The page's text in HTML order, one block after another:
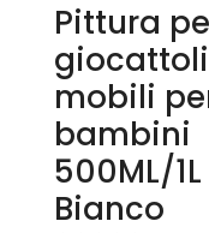
Pittura
mobili
bambini
500ML/1L
Bianco